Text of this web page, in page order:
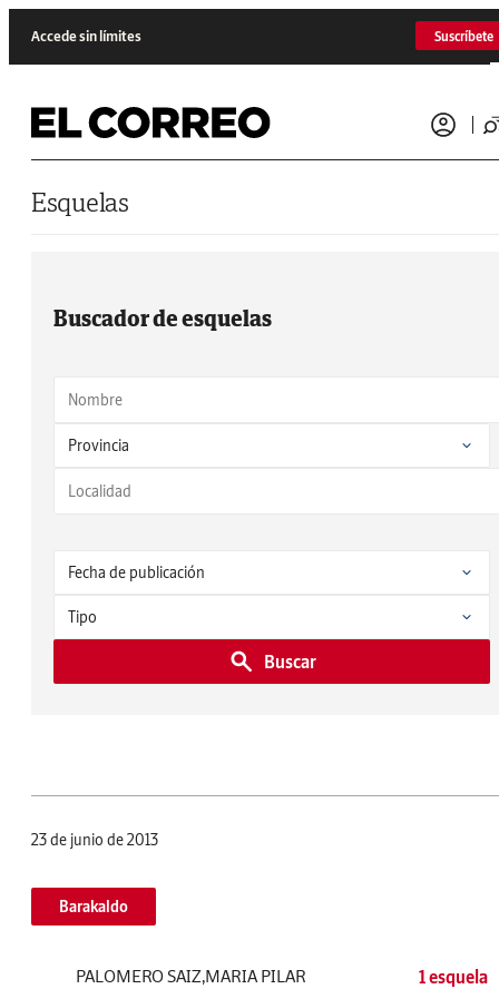
Accede sin límites Suscríbete
Esquelas
Buscador de esquelas
Buscar
23 de junio de 2013
Barakaldo
PALOMERO SAIZ,MARIA PILAR 1 esquela